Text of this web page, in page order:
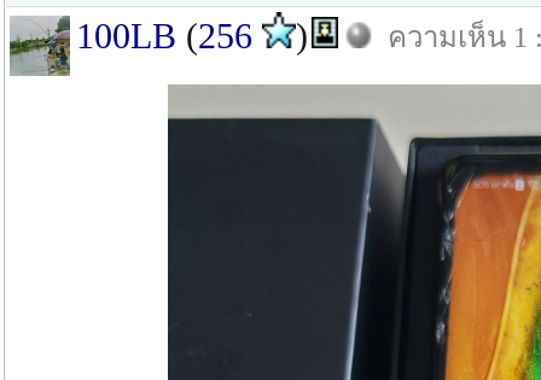
100LB (256 ) ความเห็น 1